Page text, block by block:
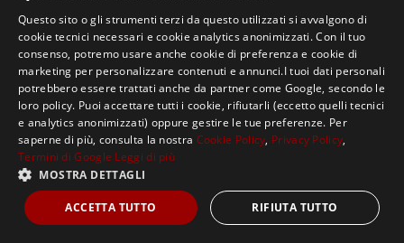
Copyright ©2021, MASTERX Tutti i diritti riservati.
Questo sito o gli strumenti terzi da questo utilizzati si avvalgono di
cookie tecnici necessari e cookie analytics anonimizzati. Con il tuo
consenso, potremo usare anche cookie di preferenza e cookie di
marketing per personalizzare contenuti e annunci.I tuoi dati personali
potrebbero essere trattati anche da partner come Google, secondo le
loro policy. Puoi accettare tutti i cookie, rifiutarli (eccetto quelli tecnici
e analytics anonimizzati) oppure gestire le tue preferenze. Per
saperne di più, consulta la nostra Cookie Policy, Privacy Policy,
Termini di Google Leggi di più
MOSTRA DETTAGLI
ACCETTA TUTTO RIFIUTA TUTTO